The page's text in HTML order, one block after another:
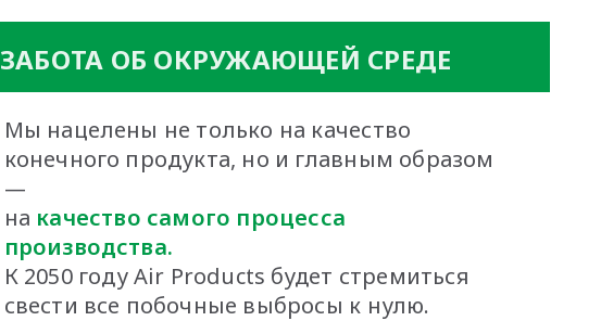
ЗАБОТА ОБ ОКРУЖАЮЩЕЙ СРЕДЕ
Мы нацелены не только на качество
конечного продукта, но и главным образом
—
на качество самого процесса
производства.
К 2050 году Air Products будет стремиться
свести все побочные выбросы к нулю.